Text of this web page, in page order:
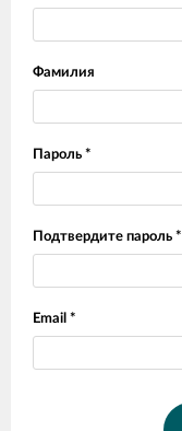
Фамилия
Пароль *
Подтвердите пароль *
Email *